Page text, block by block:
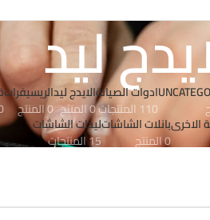
ليدادوات الصيانة
110 المنتجات
الايدج ليد
0 المنتج
الريسيفرات
0 المنتج
الاخرىبانلات الشاشات
0 المنتج
ليدات الشاشات
15 المنتجات